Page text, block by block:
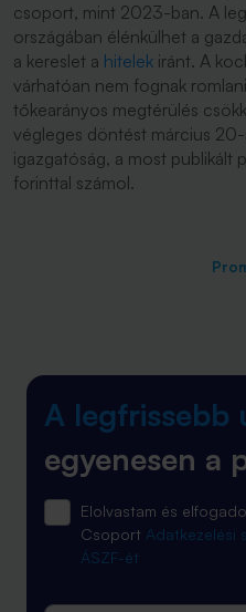
csoport, mint 2023-ban. A
országában élénkülhet a
a kereslet a hitelek iránt. A
várhatóan nem fognak
tőkearányos megtérülés
végleges döntést március
igazgatóság, a most publikált
forinttal számol.
A legfrissebb
egyenesen a
Elolvastam és
Csoport Adatkezelési
ÁSZF-ét